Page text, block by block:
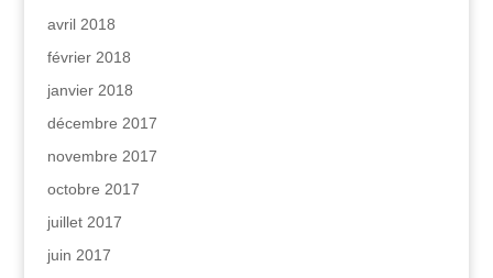
avril 2018
février 2018
janvier 2018
décembre 2017
novembre 2017
octobre 2017
juillet 2017
juin 2017